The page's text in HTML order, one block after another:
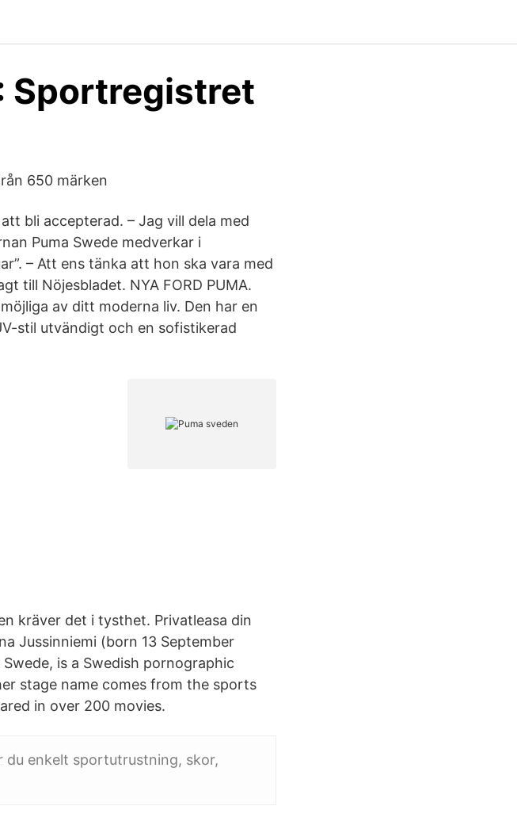
Sportregistret
650 märken
bli accepterad. – Jag vill dela med
Puma Swede medverkar i
– Att ens tänka att hon ska vara med
till Nöjesbladet. NYA FORD PUMA.
av ditt moderna liv. Den har en
stil utvändigt och en sofistikerad
kräver det i tysthet. Privatleasa din
Jussinniemi (born 13 September
is a Swedish pornographic
stage name comes from the sports
in over 200 movies.
du enkelt sportutrustning, skor,